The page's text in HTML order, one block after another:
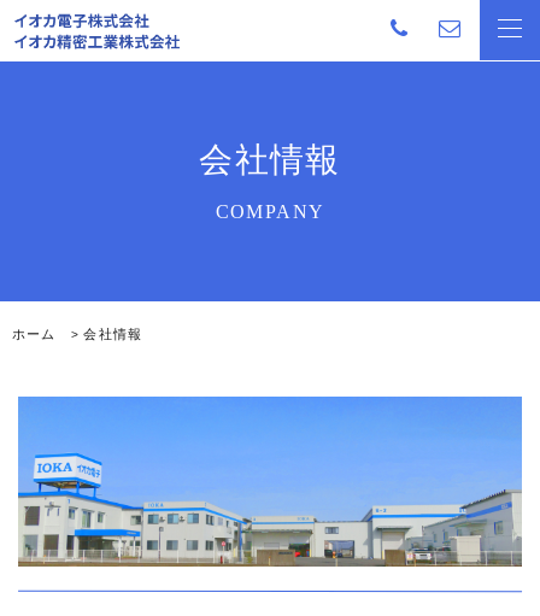
会社情報
【イオカ電子株式会社】 〒959-2003 新潟県阿賀野市安野町 12-12
TEL.0250-62-7880
【イオカ精密工業株式会社】 〒959-2003 新潟県阿賀野市安野町 12-45
会社情報
ホーム 会社情報